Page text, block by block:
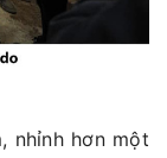
nhỉnh hơn một